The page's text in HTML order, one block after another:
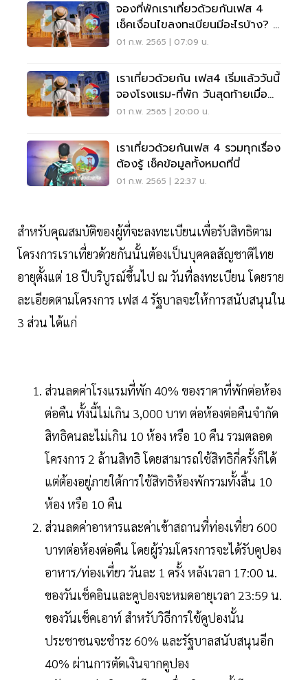
จองที่พักเราเที่ยวด้วยกันเฟส 4
เช็คเงื่อนไขลงทะเบียนมีอะไรบ้าง? ดู
ที่นี่
01 ก.พ. 2565 | 07:09 น.
เราเที่ยวด้วยกัน เฟส4 เริ่มแล้ววันนี้
จองโรงแรม-ที่พัก วันสุดท้ายเมื่อ
ไหร่
01 ก.พ. 2565 | 20:00 น.
เราเที่ยวด้วยกันเฟส 4 รวมทุกเรื่อง
ต้องรู้ เช็คข้อมูลทั้งหมดที่นี่
01 ก.พ. 2565 | 22:37 น.
สำหรับคุณสมบัติของผู้ที่จะลงทะเบียนเพื่อรับสิทธิตาม
โครงการเราเที่ยวด้วยกันนั้นต้องเป็นบุคคลสัญชาติไทย
อายุตั้งแต่ 18 ปีบริบูรณ์ขึ้นไป ณ วันที่ลงทะเบียน โดยราย
ละเอียดตามโครงการ เฟส 4 รัฐบาลจะให้การสนับสนุนใน
3 ส่วน ได้แก่
ส่วนลดค่าโรงแรมที่พัก 40% ของราคาที่พักต่อห้อง
ต่อคืน ทั้งนี้ไม่เกิน 3,000 บาท ต่อห้องต่อคืนจำกัด
สิทธิคนละไม่เกิน 10 ห้อง หรือ 10 คืน รวมตลอด
โครงการ 2 ล้านสิทธิ โดยสามารถใช้สิทธิกี่ครั้งก็ได้
แต่ต้องอยู่ภายใต้การใช้สิทธิห้องพักรวมทั้งสิ้น 10
ห้อง หรือ 10 คืน
ส่วนลดค่าอาหารและค่าเข้าสถานที่ท่องเที่ยว 600
บาทต่อห้องต่อคืน โดยผู้ร่วมโครงการจะได้รับคูปอง
อาหาร/ท่องเที่ยว วันละ 1 ครั้ง หลังเวลา 17:00 น.
ของวันเช็คอินและคูปองจะหมดอายุเวลา 23:59 น.
ของวันเช็คเอาท์ สำหรับวิธีการใช้คูปองนั้น
ประชาชนจะชำระ 60% และรัฐบาลสนับสนุนอีก
40% ผ่านการตัดเงินจากคูปอง